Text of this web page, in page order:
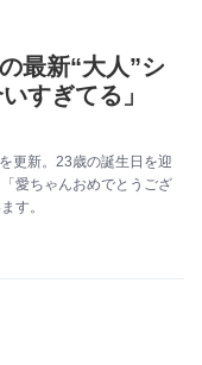
最新“大人”シ
すぎてる」
更新。23歳の誕生日を迎
愛ちゃんおめでとうござ
す。